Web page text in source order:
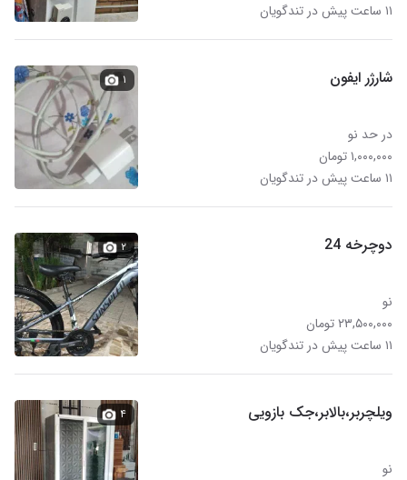
۱۱ ساعت پیش در تندگویان
شارژر ایفون
در حد نو
۱,۰۰۰,۰۰۰ تومان
۱۱ ساعت پیش در تندگویان
۱
دوچرخه 24
نو
۲۳,۵۰۰,۰۰۰ تومان
۱۱ ساعت پیش در تندگویان
۲
ویلچربر،بالابر،جک بازویی
نو
۴